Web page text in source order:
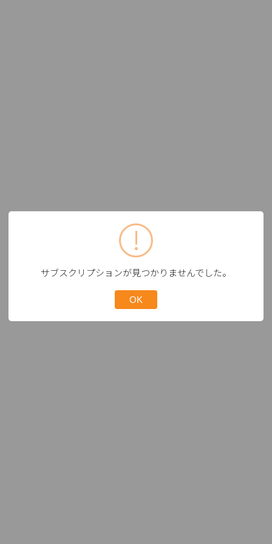
サブスクリプションが見つかりませんでした。
OK